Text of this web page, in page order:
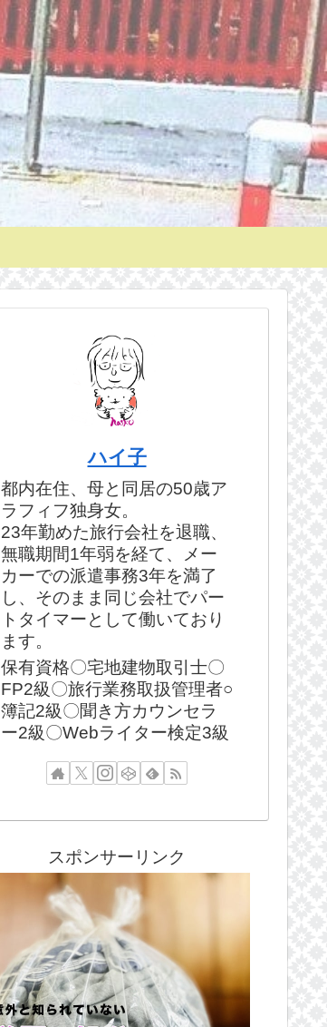
ハイ子
都内在住、母と同居の50歳ア
ラフィフ独身女。
23年勤めた旅行会社を退職、
無職期間1年弱を経て、メー
カーでの派遣事務3年を満了
し、そのまま同じ会社でパー
トタイマーとして働いており
ます。
保有資格〇宅地建物取引士〇
FP2級〇旅行業務取扱管理者○
簿記2級〇聞き方カウンセラ
ー2級〇Webライター検定3級
スポンサーリンク